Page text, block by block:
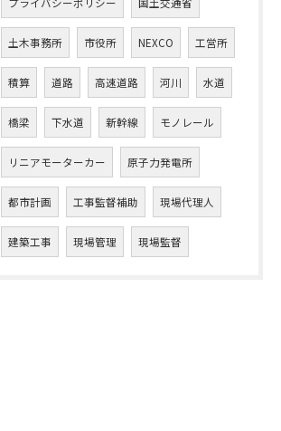
土木事務所 市役所 NEXCO 工営所
積算 道路 高速道路 河川 水道
橋梁 下水道 新幹線 モノレール
リニアモーターカー 原子力発電所
都市計画 工事監督補助 現場代理人
建築工事 現場管理 現場監督